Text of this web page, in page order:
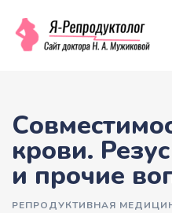
крови.
и прочие
РЕПРОДУКТИВНАЯ